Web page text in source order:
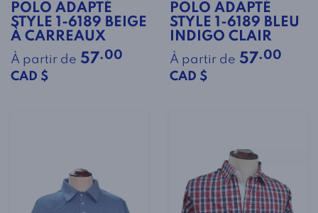
POLO ADAPTÉ
STYLE 1-6189 BEIGE
À CARREAUX
À partir de 57.00
CAD $
POLO ADAPTÉ
STYLE 1-6189 BLEU
INDIGO CLAIR
À partir de 57.00
CAD $